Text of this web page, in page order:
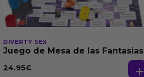
DIVERTY SEX
Juego de Mesa de las Fantasias
24.95€